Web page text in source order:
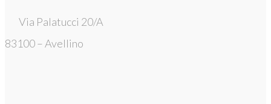
Via Palatucci 20/A
83100 – Avellino